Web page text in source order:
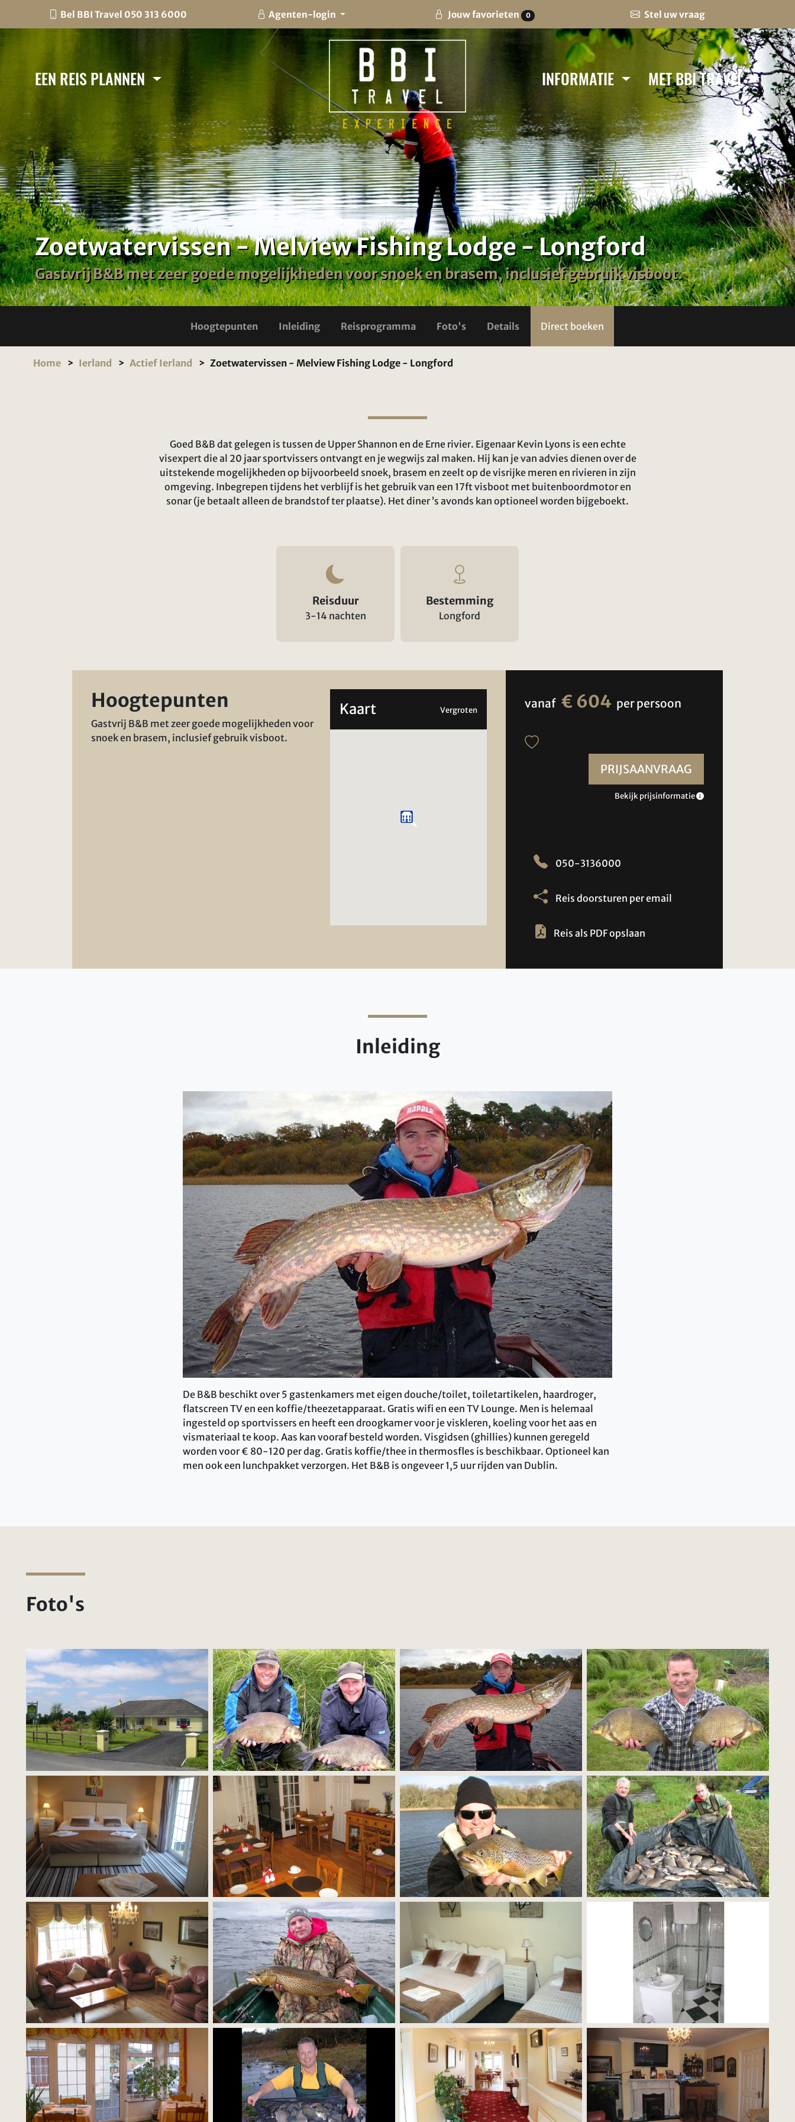
Bel BBI Travel 050 313 6000 Agenten-login Jouw favorieten 0 Stel uw vraag
EEN REIS PLANNEN INFORMATIE MET BBI TRAVEL
Zoetwatervissen - Melview Fishing Lodge - Longford
Gastvrij B&B met zeer goede mogelijkheden voor snoek en brasem, inclusief gebruik visboot.
Hoogtepunten Inleiding Reisprogramma Foto's Details Direct boeken
Home Ierland Actief Ierland Zoetwatervissen - Melview Fishing Lodge - Longford
Goed B&B dat gelegen is tussen de Upper Shannon en de Erne rivier. Eigenaar Kevin Lyons is een echte
visexpert die al 20 jaar sportvissers ontvangt en je wegwijs zal maken. Hij kan je van advies dienen over de
uitstekende mogelijkheden op bijvoorbeeld snoek, brasem en zeelt op de visrijke meren en rivieren in zijn
omgeving. Inbegrepen tijdens het verblijf is het gebruik van een 17ft visboot met buitenboordmotor en
sonar (je betaalt alleen de brandstof ter plaatse). Het diner ’s avonds kan optioneel worden bijgeboekt.
Reisduur
3-14 nachten
Bestemming
Longford
Hoogtepunten
Gastvrij B&B met zeer goede mogelijkheden voor
snoek en brasem, inclusief gebruik visboot.
Kaart Vergroten vanaf € 604 per persoon
PRIJSAANVRAAG
Bekijk prijsinformatie
050-3136000
Reis doorsturen per email
Reis als PDF opslaan
Inleiding
De B&B beschikt over 5 gastenkamers met eigen douche/toilet, toiletartikelen, haardroger,
flatscreen TV en een koffie/theezetapparaat. Gratis wifi en een TV Lounge. Men is helemaal
ingesteld op sportvissers en heeft een droogkamer voor je viskleren, koeling voor het aas en
vismateriaal te koop. Aas kan vooraf besteld worden. Visgidsen (ghillies) kunnen geregeld
worden voor € 80-120 per dag. Gratis koffie/thee in thermosfles is beschikbaar. Optioneel kan
men ook een lunchpakket verzorgen. Het B&B is ongeveer 1,5 uur rijden van Dublin.
Foto's